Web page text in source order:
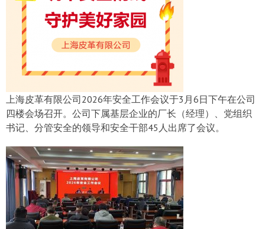
上海皮革有限公司2026年安全工作会议于3月6日下午在公司
四楼会场召开。公司下属基层企业的厂长（经理）、党组织
书记、分管安全的领导和安全干部45人出席了会议。